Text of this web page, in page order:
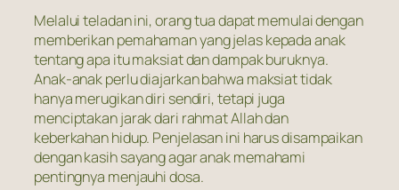
Melalui teladan ini, orang tua dapat memulai dengan
memberikan pemahaman yang jelas kepada anak
tentang apa itu maksiat dan dampak buruknya.
Anak-anak perlu diajarkan bahwa maksiat tidak
hanya merugikan diri sendiri, tetapi juga
menciptakan jarak dari rahmat Allah dan
keberkahan hidup. Penjelasan ini harus disampaikan
dengan kasih sayang agar anak memahami
pentingnya menjauhi dosa.